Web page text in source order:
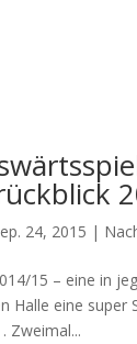
24, 2015 |
15 – eine in
Halle eine
Zweimal...